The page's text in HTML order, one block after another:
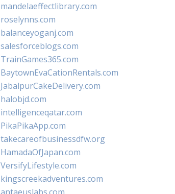
mandelaeffectlibrary.com
roselynns.com
balanceyoganj.com
salesforceblogs.com
TrainGames365.com
BaytownEvaCationRentals.com
JabalpurCakeDelivery.com
halobjd.com
intelligenceqatar.com
PikaPikaApp.com
takecareofbusinessdfw.org
HamadaOfJapan.com
VersifyLifestyle.com
kingscreekadventures.com